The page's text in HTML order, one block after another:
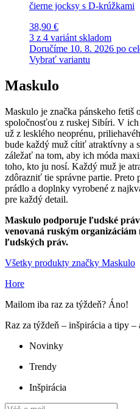
čierne jocksy s D-krúžkami
38,90 €
3 z 4 variánt skladom
Doručíme 10. 8. 2026 po
Vybrať variantu
Maskulo
Maskulo je značka pánskeho fetiš
spoločnosťou z ruskej Sibíri. V
už z lesklého neoprénu,
bude každý muž cítiť atraktívny a
záležať na tom, aby ich móda
toho, kto ju nosí. Každý muž je
zdôrazniť tie správne partie. Preto
prádlo a doplnky vyrobené z
pre každý detail.
Maskulo podporuje ľudské
venovaná ruským
ľudských práv.
Všetky produkty značky Maskulo
Hore
Mailom iba raz za týždeň? Áno!
Raz za týždeň – inšpirácia a tipy
Novinky
Trendy
Inšpirácia